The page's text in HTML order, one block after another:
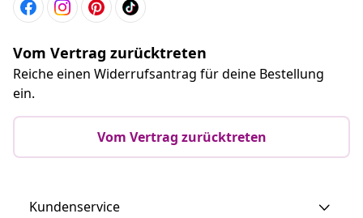
Vom Vertrag zurücktreten
Reiche einen Widerrufsantrag für deine Bestellung
ein.
Vom Vertrag zurücktreten
Kundenservice